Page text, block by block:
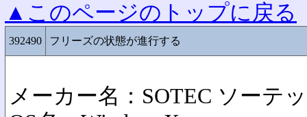
▲このページのトップに戻る
392490 フリーズの状態が進行する
メーカー名：SOTEC ソーテ